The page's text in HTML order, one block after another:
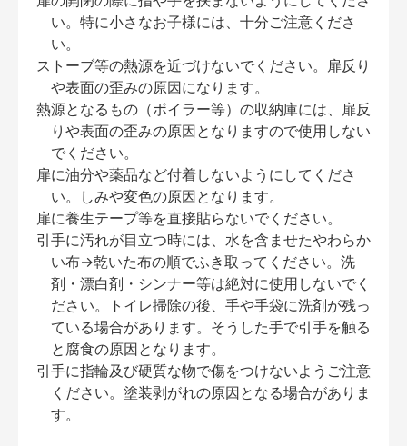
い。特に小さなお子様には、十分ご注意くださ
い。
ストーブ等の熱源を近づけないでください。扉反り
や表面の歪みの原因になります。
熱源となるもの（ボイラー等）の収納庫には、扉反
りや表面の歪みの原因となりますので使用しない
でください。
扉に油分や薬品など付着しないようにしてくださ
い。しみや変色の原因となります。
扉に養生テープ等を直接貼らないでください。
引手に汚れが目立つ時には、水を含ませたやわらか
い布→乾いた布の順でふき取ってください。洗
剤・漂白剤・シンナー等は絶対に使用しないでく
ださい。トイレ掃除の後、手や手袋に洗剤が残っ
ている場合があります。そうした手で引手を触る
と腐食の原因となります。
引手に指輪及び硬質な物で傷をつけないようご注意
ください。塗装剥がれの原因となる場合がありま
す。